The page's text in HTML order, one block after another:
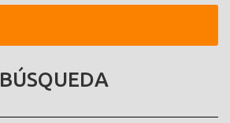
BÚSQUEDA